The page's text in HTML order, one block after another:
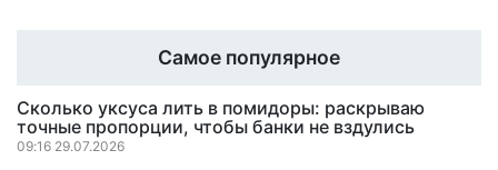
Самое популярное
Сколько уксуса лить в помидоры: раскрываю
точные пропорции, чтобы банки не вздулись
09:16 29.07.2026